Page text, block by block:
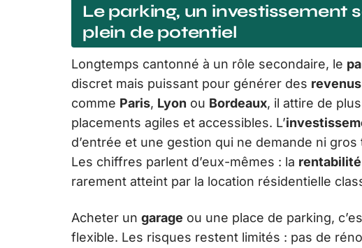
Le parking, un investissement
plein de potentiel
Longtemps cantonné à un rôle secondaire, le
discret mais puissant pour générer des
comme Paris, Lyon ou Bordeaux, il attire de
placements agiles et accessibles. L’
d’entrée et une gestion qui ne demande ni
Les chiffres parlent d’eux-mêmes : la rentabilité
rarement atteint par la location résidentielle
Acheter un garage ou une place de parking,
flexible. Les risques restent limités : pas de